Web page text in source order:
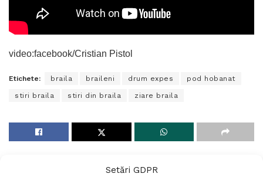
Setări GDPR
video:facebook/Cristian Pistol
Etichete: braila braileni drum expes pod hobanat
stiri braila stiri din braila ziare braila